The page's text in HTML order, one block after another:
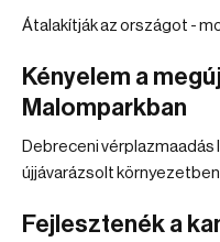
Átalakítják az országot -
Kényelem a
Malomparkban
Debreceni
újjávarázsolt
Fejlesztenék a